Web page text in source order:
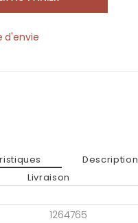
d'envie
Description
Livraison
1264765